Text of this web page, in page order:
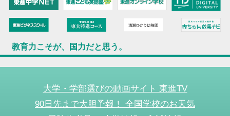
教育力こそが、国力だと思う。
大学・学部選びの動画サイト 東進TV
90日先まで大胆予報！ 全国学校のお天気